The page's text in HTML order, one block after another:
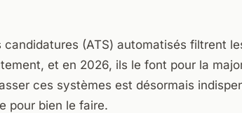
(ATS) automatisés filtrent
et en 2026, ils le font pour la
ces systèmes est désormais
pour bien le faire.